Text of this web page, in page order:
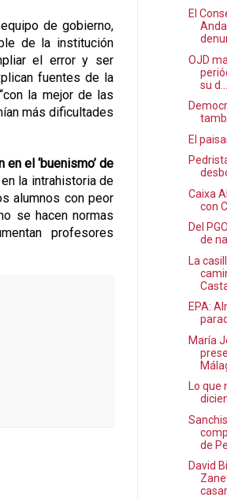
de gobierno,
de la institución
el error y ser
fuentes de la
la mejor de las
más dificultades
el ‘buenismo’ de
la intrahistoria de
alumnos con peor
se hacen normas
profesores
El
OJD
su d...
El
Caixa
con
Del
de
La
EPA:
María
Lo que
de
David